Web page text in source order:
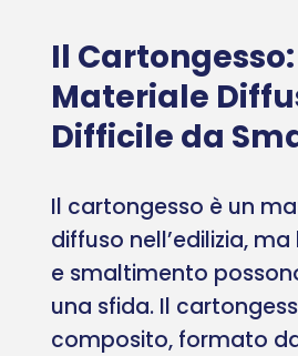
Il
Materiale
Difficile da
Il cartongesso è un
diffuso nell’edilizia,
e smaltimento
una sfida. Il
composito, formato